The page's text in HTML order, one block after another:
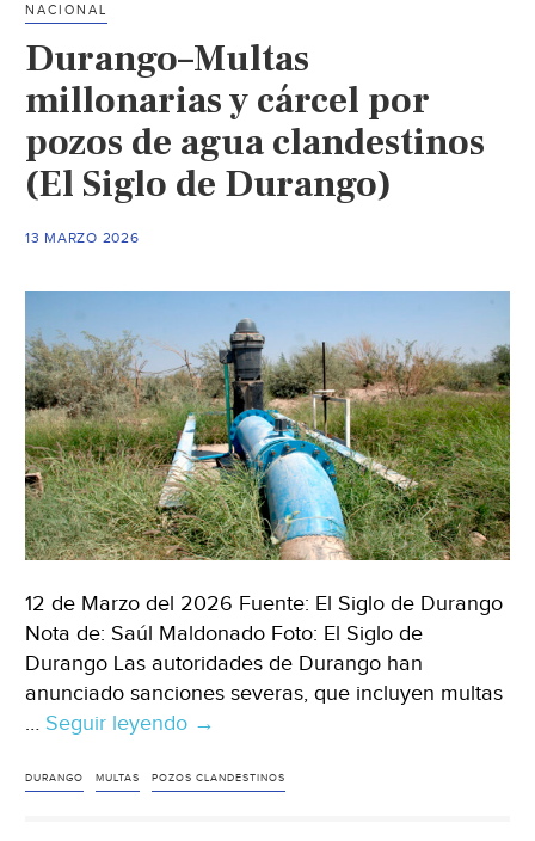
advierten
clausuras
y
denuncias
Sol
La
Laguna)
NACIONAL
Durango–Multas
millonarias y cárcel por
pozos de agua clandestinos
(El Siglo de Durango)
13 MARZO 2026
12 de Marzo del 2026 Fuente: El Siglo de Durango
Nota de: Saúl Maldonado Foto: El Siglo de
Durango Las autoridades de Durango han
anunciado sanciones severas, que incluyen multas
… Seguir leyendo Durango–
millonarias
→
DURANGO MULTAS POZOS CLANDESTINOS